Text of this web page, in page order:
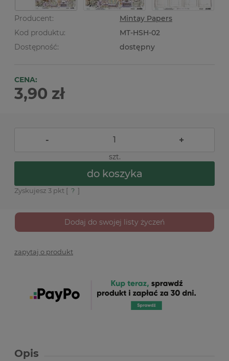
Producent:
Mintay Papers
Kod produktu:
MT-HSH-02
Dostępność:
dostępny
CENA:
3,90 zł
- +
szt.
do koszyka
Zyskujesz 3 pkt [ ? ]
Dodaj do swojej listy życzeń
zapytaj o produkt
Opis